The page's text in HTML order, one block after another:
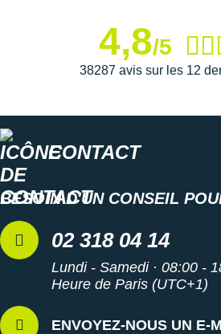
4,8/5
38287 avis sur les 12
CONTACT
BESOIN D'UN CONSEIL
02 318 04 14
Lundi - Samedi · 08:00 -
Heure de Paris (UTC+1)
ENVOYEZ-NOUS UN E-